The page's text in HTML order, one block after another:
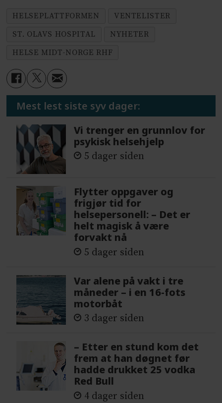
HELSEPLATTFORMEN
VENTELISTER
ST. OLAVS HOSPITAL
NYHETER
HELSE MIDT-NORGE RHF
Mest lest siste syv dager:
Vi trenger en grunnlov for
psykisk helsehjelp
5 dager siden
Flytter oppgaver og
frigjør tid for
helsepersonell: – Det er
helt magisk å være
forvakt nå
5 dager siden
Var alene på vakt i tre
måneder – i en 16-fots
motorbåt
3 dager siden
– Etter en stund kom det
frem at han døgnet før
hadde drukket 25 vodka
Red Bull
4 dager siden